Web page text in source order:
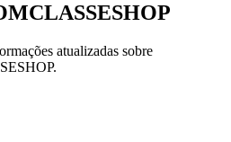
atualizadas sobre